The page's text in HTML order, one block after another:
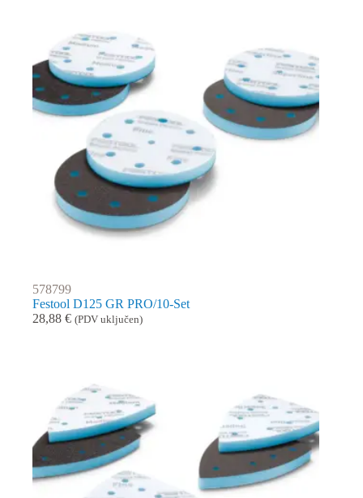
578799
Festool D125 GR PRO/10-Set
28,88 € (PDV uključen)